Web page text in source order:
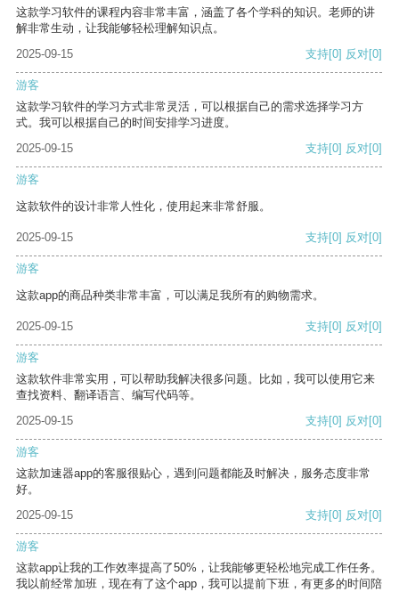
这款学习软件的课程内容非常丰富，涵盖了各个学科的知识。老师的讲
解非常生动，让我能够轻松理解知识点。
2025-09-15
支持[0] 反对[0]
游客
这款学习软件的学习方式非常灵活，可以根据自己的需求选择学习方
式。我可以根据自己的时间安排学习进度。
2025-09-15
支持[0] 反对[0]
游客
这款软件的设计非常人性化，使用起来非常舒服。
2025-09-15 支持[0] 反对[0]
游客
这款app的商品种类非常丰富，可以满足我所有的购物需求。
2025-09-15 支持[0] 反对[0]
游客
这款软件非常实用，可以帮助我解决很多问题。比如，我可以使用它来
查找资料、翻译语言、编写代码等。
2025-09-15
支持[0] 反对[0]
游客
这款加速器app的客服很贴心，遇到问题都能及时解决，服务态度非常
好。
2025-09-15
支持[0] 反对[0]
游客
这款app让我的工作效率提高了50%，让我能够更轻松地完成工作任务。
我以前经常加班，现在有了这个app，我可以提前下班，有更多的时间陪